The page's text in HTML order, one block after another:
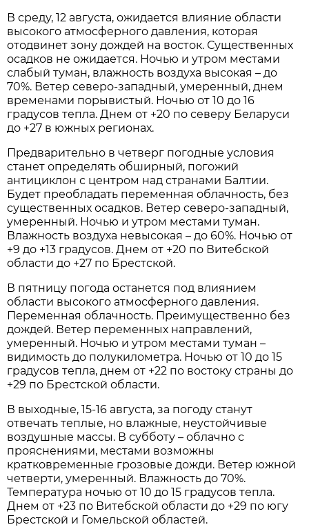
В среду, 12 августа, ожидается влияние области
высокого атмосферного давления, которая
отодвинет зону дождей на восток. Существенных
осадков не ожидается. Ночью и утром местами
слабый туман, влажность воздуха высокая – до
70%. Ветер северо-западный, умеренный, днем
временами порывистый. Ночью от 10 до 16
градусов тепла. Днем от +20 по северу Беларуси
до +27 в южных регионах.
Предварительно в четверг погодные условия
станет определять обширный, погожий
антициклон с центром над странами Балтии.
Будет преобладать переменная облачность, без
существенных осадков. Ветер северо-западный,
умеренный. Ночью и утром местами туман.
Влажность воздуха невысокая – до 60%. Ночью от
+9 до +13 градусов. Днем от +20 по Витебской
области до +27 по Брестской.
В пятницу погода останется под влиянием
области высокого атмосферного давления.
Переменная облачность. Преимущественно без
дождей. Ветер переменных направлений,
умеренный. Ночью и утром местами туман –
видимость до полукилометра. Ночью от 10 до 15
градусов тепла, днем от +22 по востоку страны до
+29 по Брестской области.
В выходные, 15-16 августа, за погоду станут
отвечать теплые, но влажные, неустойчивые
воздушные массы. В субботу – облачно с
прояснениями, местами возможны
кратковременные грозовые дожди. Ветер южной
четверти, умеренный. Влажность до 70%.
Температура ночью от 10 до 15 градусов тепла.
Днем от +23 по Витебской области до +29 по югу
Брестской и Гомельской областей.